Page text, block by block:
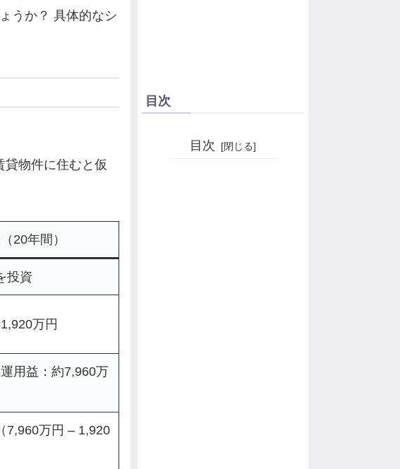
うか？ 具体的なシ
物件に住むと仮
20年間）
投資
万円
用益：約7,960万
（7,960万円 – 1,920
目次
目次